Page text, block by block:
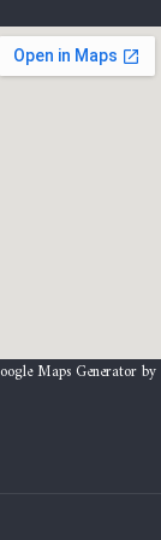
Maps Generator by